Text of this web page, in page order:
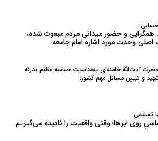
و حضور میدانی مردم مبعوث شده،
وحدت مورد اشاره امام جامعه
آیت‌الله خامنه‌ای به‌مناسبت حماسه عظیم بدرقه
و تبیین مسائل مهم کشور؛
تسلیمی:
روی ابرها؛ وقتی واقعیت را نادیده می‌گیریم